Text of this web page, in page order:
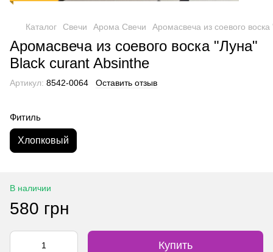
Каталог Свечи Арома Свечи Аромасвеча из соевого
Аромасвеча из соевого воска "Луна"
Black curant Absinthe
Артикул: 8542-0064 Оставить отзыв
Фитиль
Хлопковый
В наличии
580 грн
Купить